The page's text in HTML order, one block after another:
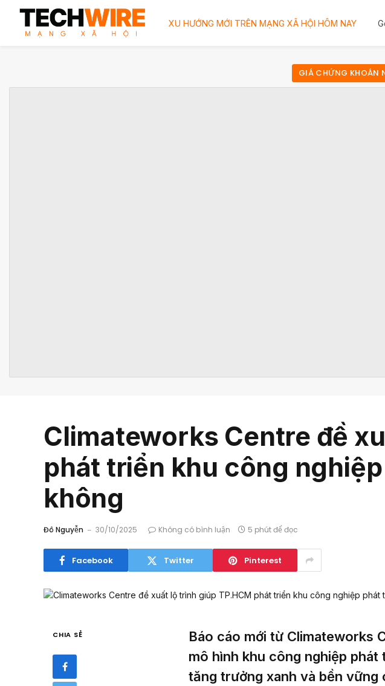
XU HƯỚNG MỚI TRÊN MẠNG XÃ HỘI HÔM NAY
GIÁ CHỨNG
Climateworks Centre đề
phát triển khu công
không
Đô Nguyễn 30/10/2025 Không có bình luận 5 phút để đọc
Facebook Twitter Pinterest
CHIA SẺ
Báo cáo mới từ Climateworks
mô hình khu công nghiệp
tăng trưởng xanh và bền vững